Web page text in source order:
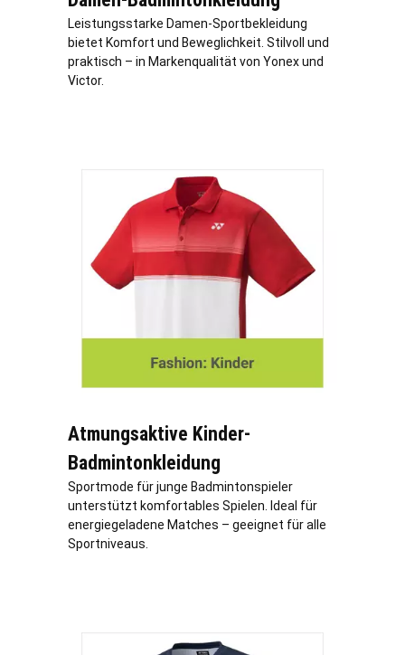
Leistungsstarke Damen-Sportbekleidung
bietet Komfort und Beweglichkeit. Stilvoll und
praktisch – in Markenqualität von Yonex und
Victor.
Atmungsaktive Kinder-
Badmintonkleidung
Sportmode für junge Badmintonspieler
unterstützt komfortables Spielen. Ideal für
energiegeladene Matches – geeignet für alle
Sportniveaus.